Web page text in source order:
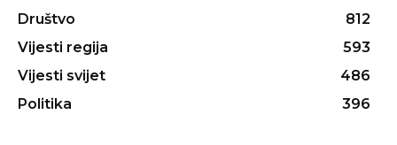
Društvo
812
Vijesti regija
593
Vijesti svijet
486
Politika
396